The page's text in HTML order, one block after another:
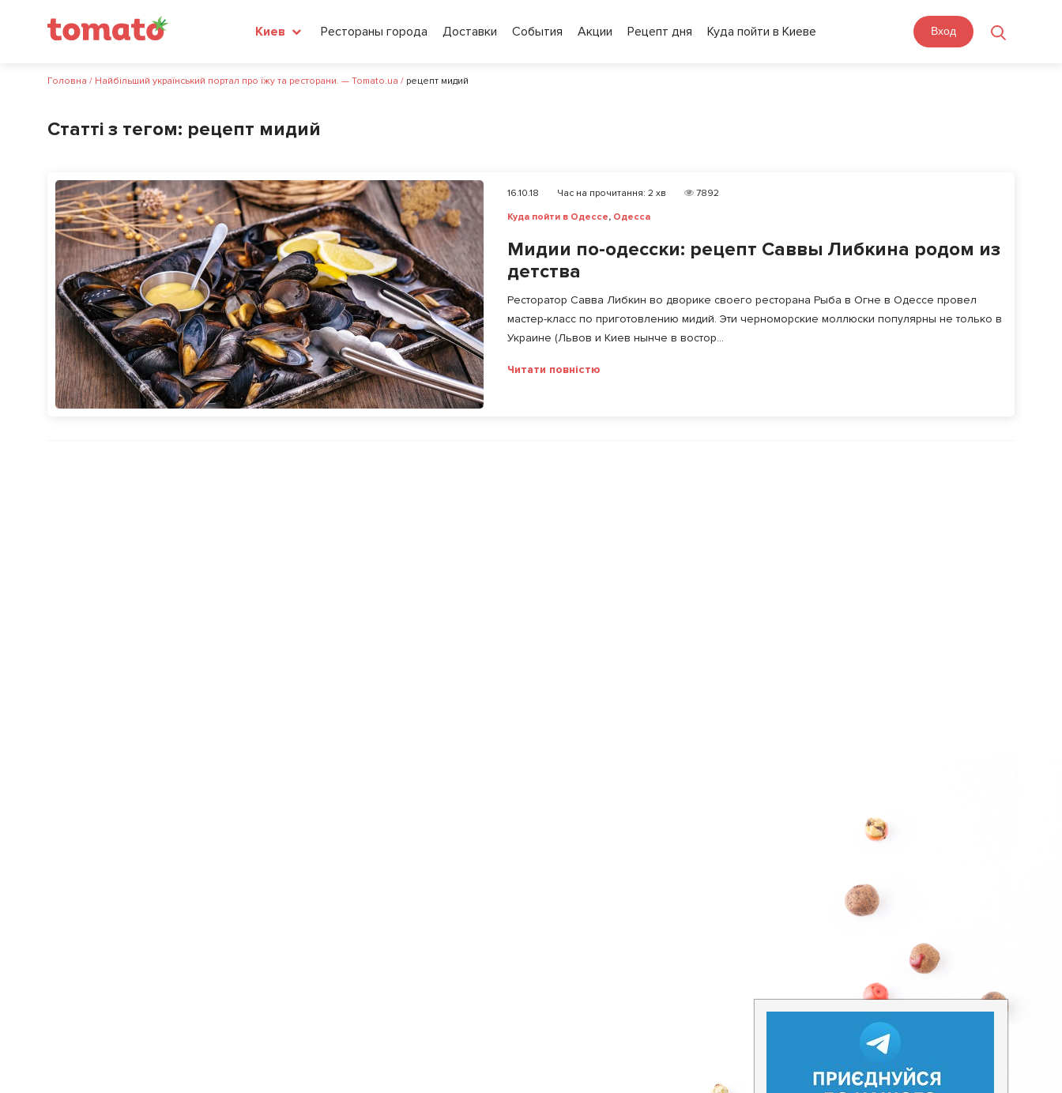
Киев Рестораны города Доставки События Акции Рецепт дня Куда пойти в Киеве Вход
Головна / Найбільший український портал про їжу та ресторани. — Tomato.ua / рецепт мидий
Статті з тегом: рецепт мидий
16.10.18 Час на прочитання: 2 хв
7892
Куда пойти в Одессе, Одесса
Мидии по-одесски: рецепт Саввы Либкина родом из
детства
Ресторатор Савва Либкин во дворике своего ресторана Рыба в Огне в Одессе провел
мастер-класс по приготовлению мидий. Эти черноморские моллюски популярны не только в
Украине (Львов и Киев нынче в востор...
Читати повністю